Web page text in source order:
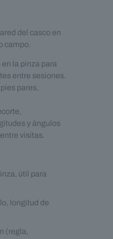
del casco en
campo.
la pinza para
entre sesiones.
pares,
y ángulos
visitas.
útil para
longitud de
(regla,